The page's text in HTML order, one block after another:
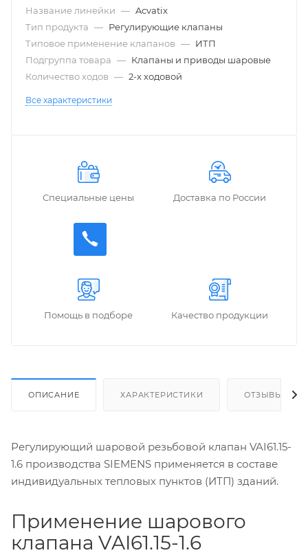
Название линейки — Acvatix
Тип продукта — Регулирующие клапаны
Типовое применение клапанов — ИТП
Подгруппа товара — Клапаны и приводы шаровые
Количество ходов — 2-х ходовой
Все характеристики
Специальные цены Доставка по России
Помощь в подборе Качество продукции
ОПИСАНИЕ ХАРАКТЕРИСТИКИ ОТЗЫВЫ
Регулирующий шаровой резьбовой клапан VAI61.15-
1.6 производства SIEMENS применяется в составе
индивидуальных тепловых пунктов (ИТП) зданий.
Применение шарового
клапана VAI61.15-1.6